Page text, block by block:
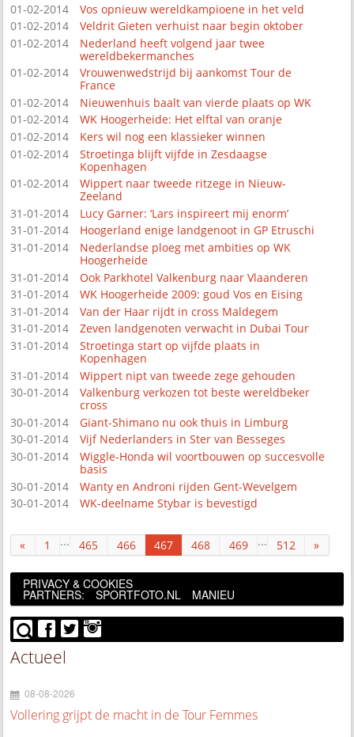
01-02-2014
Vos opnieuw wereldkampioene in het veld
01-02-2014
Veldrit Gieten verhuist naar begin oktober
01-02-2014
Nederland heeft volgend jaar twee
wereldbekermanches
01-02-2014
Vrouwenwedstrijd bij aankomst Tour de
France
01-02-2014
Nieuwenhuis baalt van vierde plaats op WK
01-02-2014
WK Hoogerheide: Het elftal van oranje
01-02-2014
Kers wil nog een klassieker winnen
01-02-2014
Stroetinga blijft vijfde in Zesdaagse
Kopenhagen
01-02-2014
Wippert naar tweede ritzege in Nieuw-
Zeeland
31-01-2014
Lucy Garner: ‘Lars inspireert mij enorm’
31-01-2014
Hoogerland enige landgenoot in GP Etruschi
31-01-2014
Nederlandse ploeg met ambities op WK
Hoogerheide
31-01-2014
Ook Parkhotel Valkenburg naar Vlaanderen
31-01-2014
WK Hoogerheide 2009: goud Vos en Eising
31-01-2014
Van der Haar rijdt in cross Maldegem
31-01-2014
Zeven landgenoten verwacht in Dubai Tour
31-01-2014
Stroetinga start op vijfde plaats in
Kopenhagen
31-01-2014
Wippert nipt van tweede zege gehouden
30-01-2014
Valkenburg verkozen tot beste wereldbeker
cross
30-01-2014
Giant-Shimano nu ook thuis in Limburg
30-01-2014
Vijf Nederlanders in Ster van Besseges
30-01-2014
Wiggle-Honda wil voortbouwen op succesvolle
basis
30-01-2014
Wanty en Androni rijden Gent-Wevelgem
30-01-2014
WK-deelname Stybar is bevestigd
« 1 ... 465 466 467 468 469 ... 512 »
PRIVACY & COOKIES
PARTNERS: SPORTFOTO.NL MANIEU
Actueel
08-08-2026
Vollering grijpt de macht in de Tour Femmes